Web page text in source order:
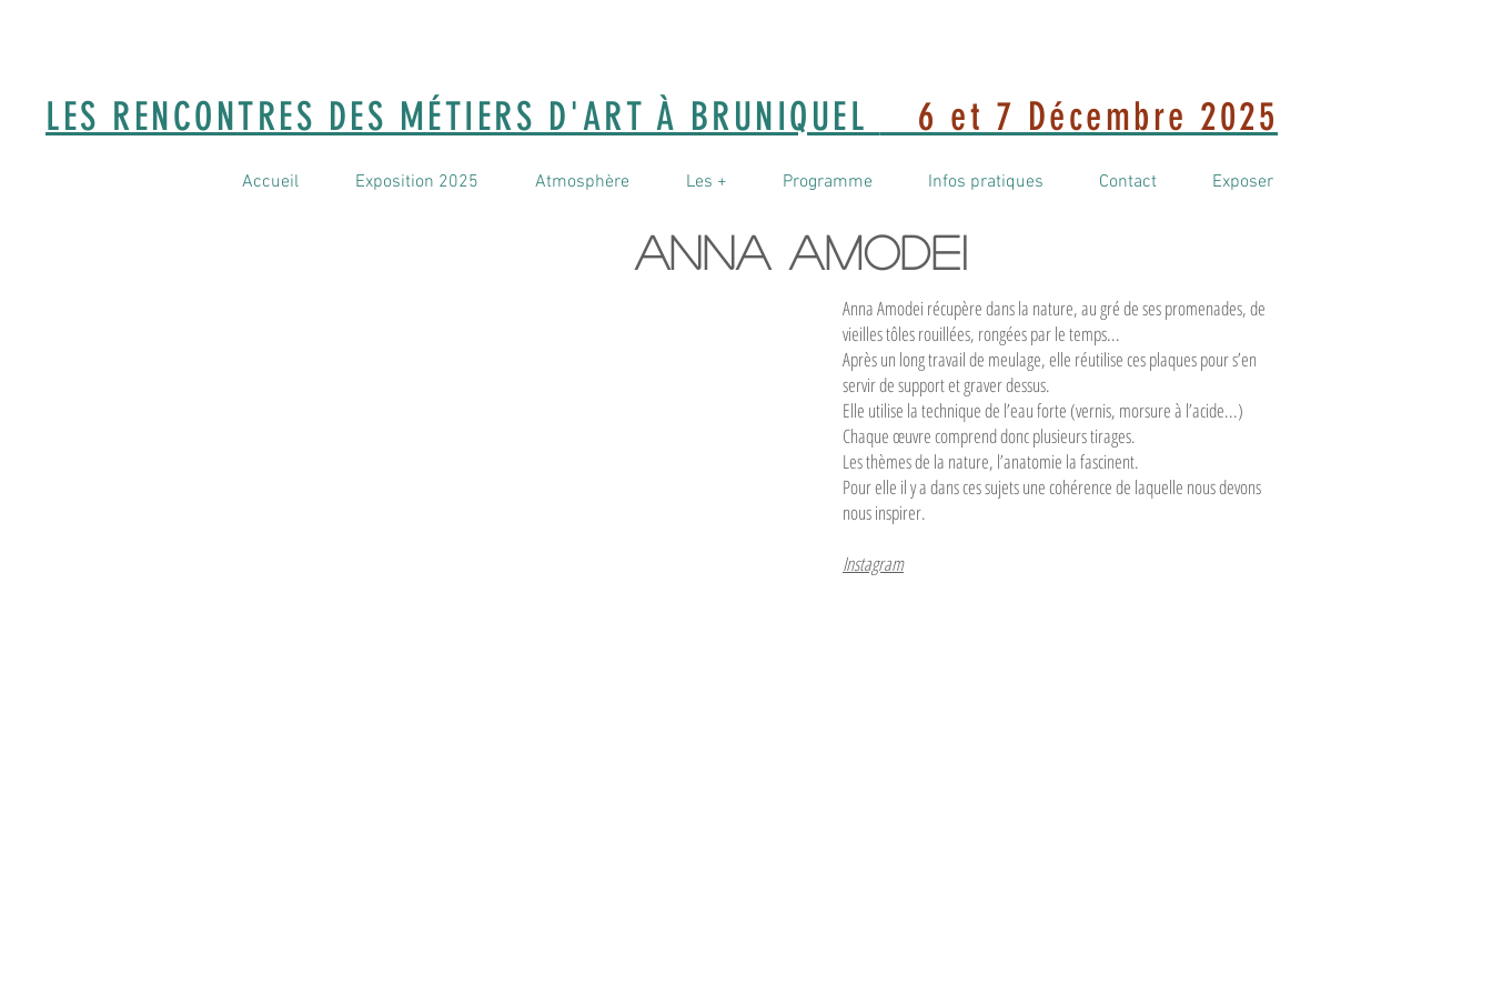
LES RENCONTRES DES MÉTIERS D'ART À BRUNIQUEL 6 et 7 Décembre 2025
Accueil Exposition 2025 Atmosphère Les + Programme Infos pratiques Contact Exposer
anna amodei
Anna Amodei récupère dans la nature, au gré de ses promenades, de
vieilles tôles rouillées, rongées par le temps...
Après un long travail de meulage, elle réutilise ces plaques pour s’en
servir de support et graver dessus.
Elle utilise la technique de l’eau forte (vernis, morsure à l’acide...)
Chaque œuvre comprend donc plusieurs tirages.
Les thèmes de la nature, l’anatomie la fascinent.
Pour elle il y a dans ces sujets une cohérence de laquelle nous devons
nous inspirer.
Instagram